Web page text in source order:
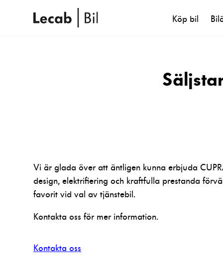
Köp bil
Vi är glada över att äntligen kunna erbjuda
design, elektrifiering och kraftfulla prestanda
favorit vid val av tjänstebil.
Kontakta oss för mer information.
Kontakta oss